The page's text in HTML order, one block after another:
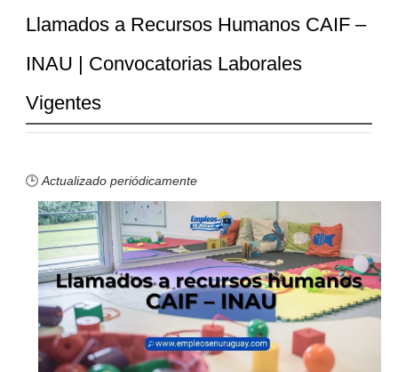
Llamados a Recursos Humanos CAIF –
INAU | Convocatorias Laborales
Vigentes
🕒 Actualizado periódicamente